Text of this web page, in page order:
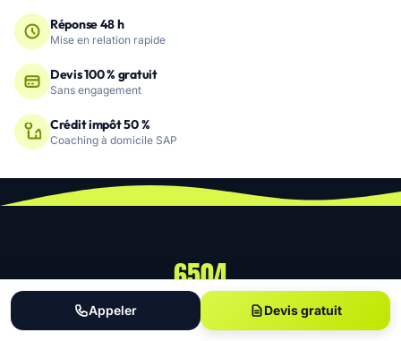
Appeler Devis gratuit
Réponse 48 h
Mise en relation rapide
Devis 100 % gratuit
Sans engagement
Crédit impôt 50 %
Coaching à domicile SAP
6504
COACHS RÉFÉRENCÉS